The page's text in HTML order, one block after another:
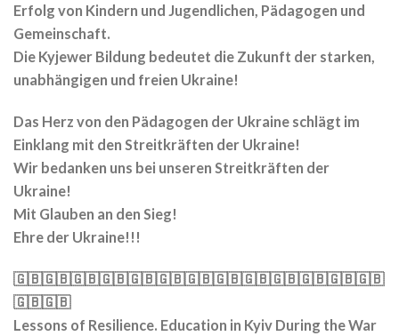
Erfolg von Kindern und Jugendlichen, Pädagogen und
Gemeinschaft.
Die Kyjewer Bildung bedeutet die Zukunft der starken,
unabhängigen und freien Ukraine!
Das Herz von den Pädagogen der Ukraine schlägt im
Einklang mit den Streitkräften der Ukraine!
Wir bedanken uns bei unseren Streitkräften der
Ukraine!
Mit Glauben an den Sieg!
Ehre der Ukraine!!!
🇬🇧🇬🇧🇬🇧🇬🇧🇬🇧🇬🇧🇬🇧🇬🇧🇬🇧🇬🇧🇬🇧🇬🇧🇬🇧
🇬🇧🇬🇧
Lessons of Resilience. Education in Kyiv During the War